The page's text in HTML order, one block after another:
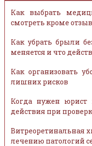
Как выбрать
смотреть кроме
Как убрать брыли
меняется и что
Как организовать
лишних рисков
Когда нужен
действия при
Витреоретинальная
лечению патологий